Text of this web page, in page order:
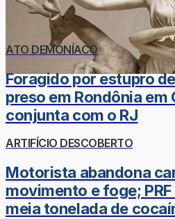
ATO DEMONÍACO
Foragido por estupro
preso em Rondônia
conjunta com o RJ
ARTIFÍCIO DESCOBERTO
Motorista abandona
movimento e foge;
meia tonelada de